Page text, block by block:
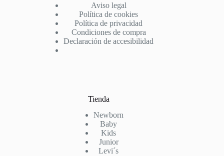
Aviso legal
Política de cookies
Política de privacidad
Condiciones de compra
Declaración de accesibilidad
Tienda
Newborn
Baby
Kids
Junior
Levi´s